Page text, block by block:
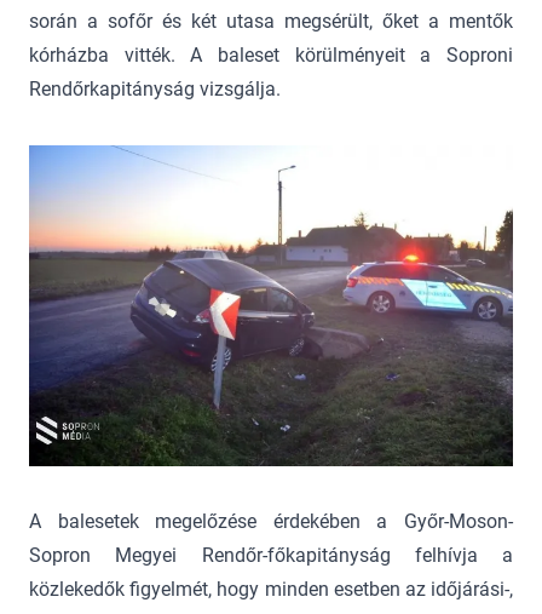
során a sofőr és két utasa megsérült, őket a mentők
kórházba vitték. A baleset körülményeit a Soproni
Rendőrkapitányság vizsgálja.
A balesetek megelőzése érdekében a Győr-Moson-
Sopron Megyei Rendőr-főkapitányság felhívja a
közlekedők figyelmét, hogy minden esetben az időjárási-,